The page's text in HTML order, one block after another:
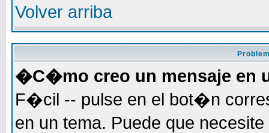
Volver arriba
�C�mo creo un mensaje en
F�cil -- pulse en el bot�n
en un tema. Puede que